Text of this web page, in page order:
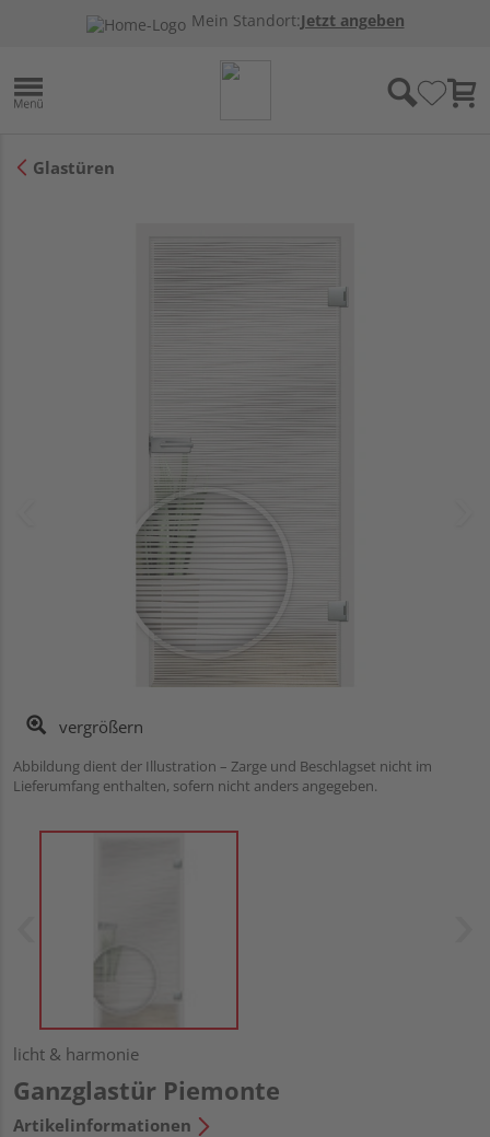
Mein Standort:Jetzt angeben
Glastüren
vergrößern
Abbildung dient der Illustration – Zarge und Beschlagset nicht im
Lieferumfang enthalten, sofern nicht anders angegeben.
licht & harmonie
Ganzglastür Piemonte
Artikelinformationen